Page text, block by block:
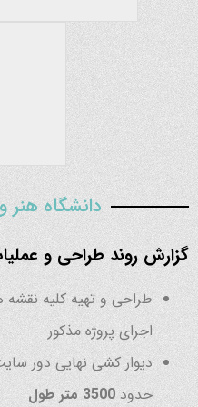
دانشگاه هنر
گزارش روند طراحی و
طراحی و تهیه کلیه
اجرای پروژه مذکور
حدود 3500 متر طول